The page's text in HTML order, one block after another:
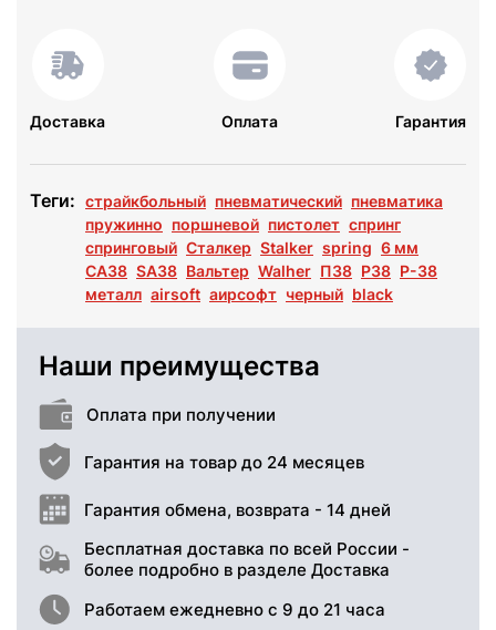
Доставка Оплата Гарантия
Теги: страйкбольный пневматический пневматика
пружинно поршневой пистолет спринг
спринговый Сталкер Stalker spring 6 мм
СА38 SA38 Вальтер Walher П38 P38 P-38
металл airsoft аирсофт черный black
Наши преимущества
Оплата при получении
Гарантия на товар до 24 месяцев
Гарантия обмена, возврата - 14 дней
Бесплатная доставка по всей России -
более подробно в разделе Доставка
Работаем ежедневно с 9 до 21 часа